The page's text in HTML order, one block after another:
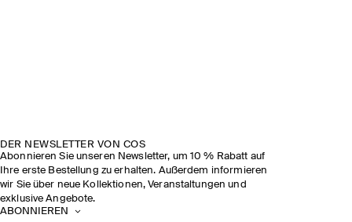
DER NEWSLETTER VON COS
Abonnieren Sie unseren Newsletter, um 10 % Rabatt auf
Ihre erste Bestellung zu erhalten. Außerdem informieren
wir Sie über neue Kollektionen, Veranstaltungen und
exklusive Angebote.
ABONNIEREN